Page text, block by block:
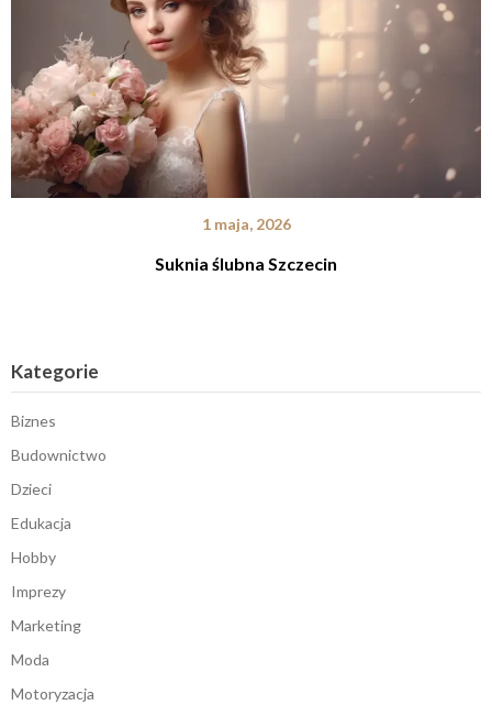
1 maja, 2026
Suknia ślubna Szczecin
Kategorie
Biznes
Budownictwo
Dzieci
Edukacja
Hobby
Imprezy
Marketing
Moda
Motoryzacja